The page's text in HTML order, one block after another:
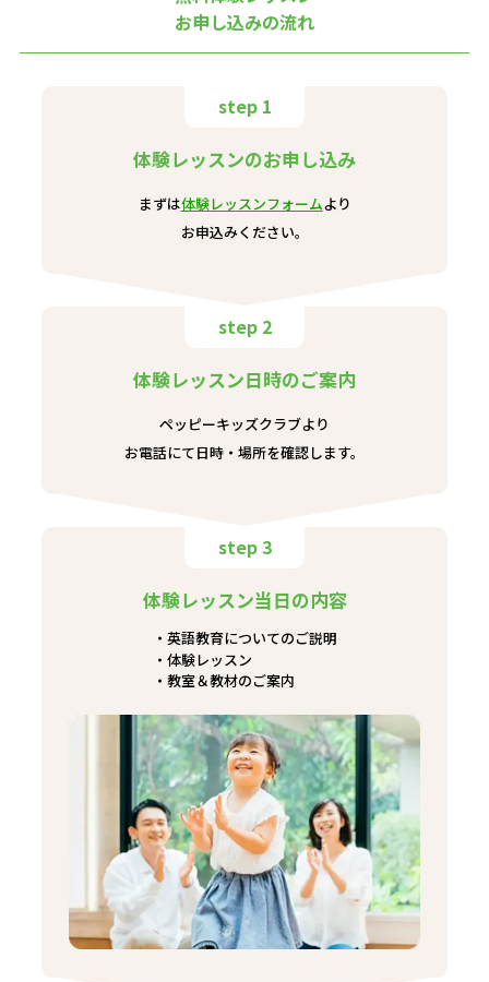
お申し込みの流れ
step 1
体験レッスンのお申し込み
まずは体験レッスンフォームより
お申込みください。
step 2
体験レッスン日時のご案内
ペッピーキッズクラブより
お電話にて日時・場所を確認します。
step 3
体験レッスン当日の内容
英語教育についてのご説明
体験レッスン
教室＆教材のご案内